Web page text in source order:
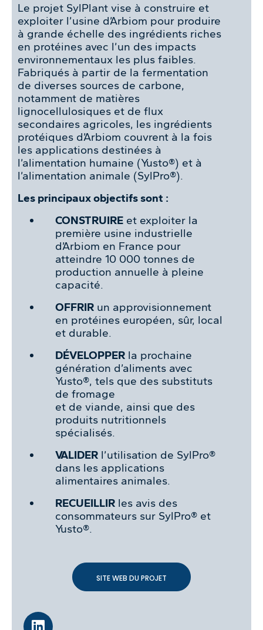
Le projet SylPlant vise à construire et
exploiter l’usine d’Arbiom pour produire
à grande échelle des ingrédients riches
en protéines avec l’un des impacts
environnementaux les plus faibles.
Fabriqués à partir de la fermentation
de diverses sources de carbone,
notamment de matières
lignocellulosiques et de flux
secondaires agricoles, les ingrédients
protéiques d’Arbiom couvrent à la fois
les applications destinées à
l’alimentation humaine (Yusto®) et à
l’alimentation animale (SylPro®).
Les principaux objectifs sont :
CONSTRUIRE et exploiter la
première usine industrielle
d’Arbiom en France pour
atteindre 10 000 tonnes de
production annuelle à pleine
capacité.
OFFRIR un approvisionnement
en protéines européen, sûr, local
et durable.
DÉVELOPPER la prochaine
génération d’aliments avec
Yusto®, tels que des substituts
de fromage
et de viande, ainsi que des
produits nutritionnels
spécialisés.
VALIDER l’utilisation de SylPro®
dans les applications
alimentaires animales.
RECUEILLIR les avis des
consommateurs sur SylPro® et
Yusto®.
SITE WEB DU PROJET